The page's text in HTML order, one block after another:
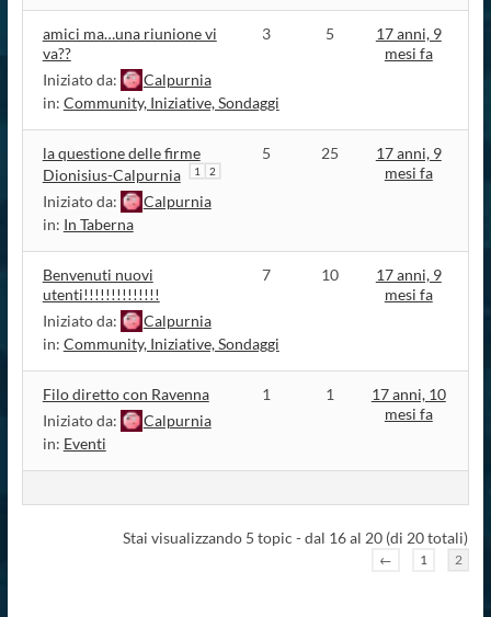
amici ma…una riunione vi
va??
Iniziato da:
Calpurnia
in: Community, Iniziative, Sondaggi
3 5
17 anni, 9
mesi fa
la questione delle firme
Dionisius-Calpurnia
1 2
Iniziato da:
Calpurnia
in: In Taberna
5 25
17 anni, 9
mesi fa
Benvenuti nuovi
utenti!!!!!!!!!!!!!!
Iniziato da:
Calpurnia
in: Community, Iniziative, Sondaggi
7 10
17 anni, 9
mesi fa
Filo diretto con Ravenna
Iniziato da:
Calpurnia
in: Eventi
1 1
17 anni, 10
mesi fa
Stai visualizzando 5 topic - dal 16 al 20 (di 20 totali)
← 1 2